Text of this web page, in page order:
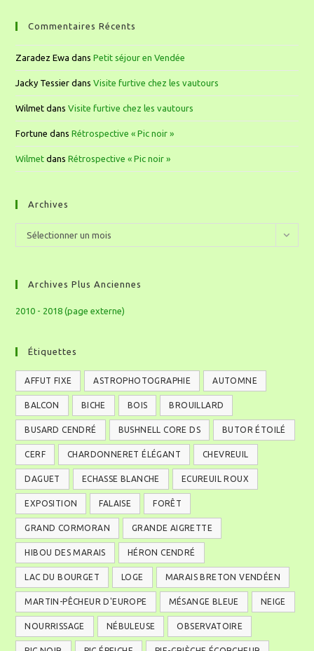
Commentaires Récents
Zaradez Ewa dansPetit séjour en Vendée
Jacky Tessier dansVisite furtive chez les vautours
Wilmet dansVisite furtive chez les vautours
Fortune dansRétrospective « Pic noir »
Wilmet dansRétrospective « Pic noir »
Archives
Sélectionner un mois
Archives Plus Anciennes
2010 - 2018 (page externe)
Étiquettes
AFFUT FIXE ASTROPHOTOGRAPHIE AUTOMNE
BALCON BICHE BOIS BROUILLARD
BUSARD CENDRÉ BUSHNELL CORE DS BUTOR ÉTOILÉ
CERF CHARDONNERET ÉLÉGANT CHEVREUIL
DAGUET ECHASSE BLANCHE ECUREUIL ROUX
EXPOSITION FALAISE FORÊT
GRAND CORMORAN GRANDE AIGRETTE
HIBOU DES MARAIS HÉRON CENDRÉ
LAC DU BOURGET LOGE MARAIS BRETON VENDÉEN
MARTIN-PÊCHEUR D'EUROPE MÉSANGE BLEUE NEIGE
NOURRISSAGE NÉBULEUSE OBSERVATOIRE